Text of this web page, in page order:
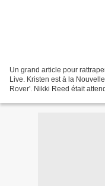
Un grand article pour
Live. Kristen est à la
Rover'. Nikki Reed était